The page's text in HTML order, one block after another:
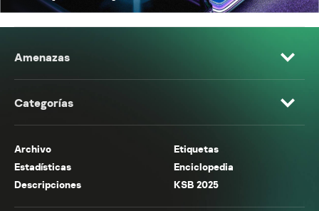
Amenazas
Categorías
Archivo
Etiquetas
Estadísticas
Enciclopedia
Descripciones
KSB 2025